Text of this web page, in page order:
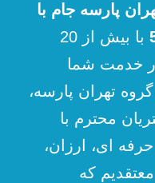
پارسه جام با
با بیش از 20
خدمت شما
تهران پارسه،
محترم با
ای، ارزان،
که